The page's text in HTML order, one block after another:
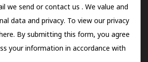
we send orcontact us . We value and
data and privacy. To view our privacy
By submitting this form, you agree
your information in accordance with